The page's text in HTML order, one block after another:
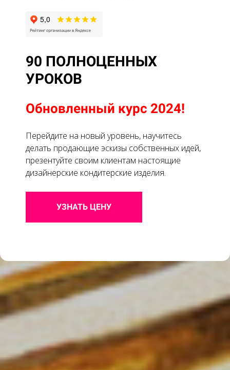
90 ПОЛНОЦЕННЫХ
УРОКОВ
Обновленный курс 2024!
Перейдите на новый уровень, научитесь
делать продающие эскизы собственных идей,
презентуйте своим клиентам настоящие
дизайнерские кондитерские изделия.
УЗНАТЬ ЦЕНУ